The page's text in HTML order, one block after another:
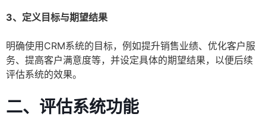
3、定义目标与期望结果
明确使用CRM系统的目标，例如提升销售业绩、优化客户服
务、提高客户满意度等，并设定具体的期望结果，以便后续
评估系统的效果。
二、评估系统功能